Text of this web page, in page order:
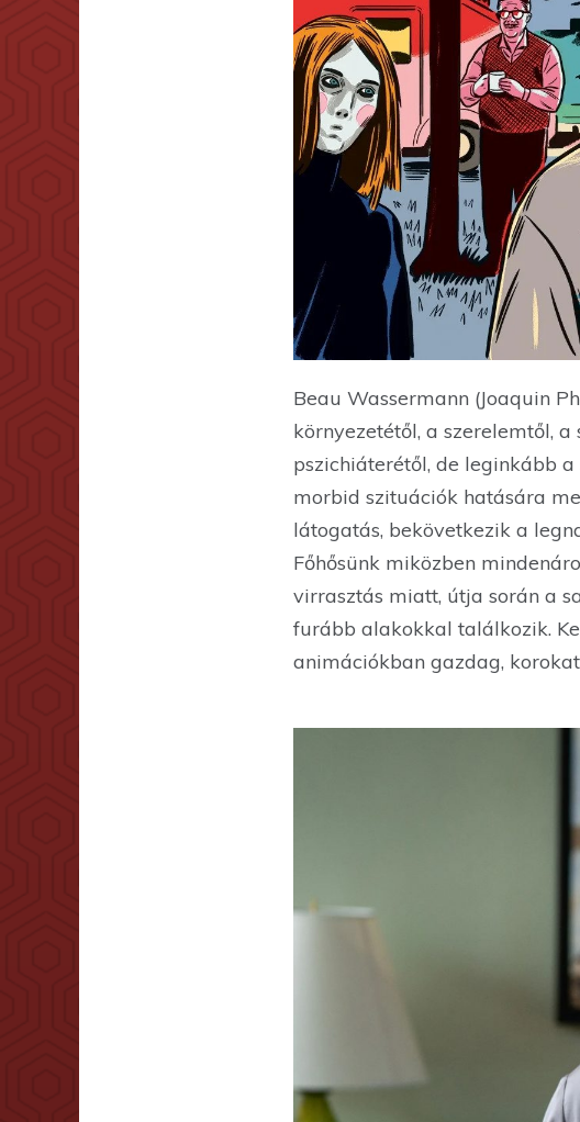
Beau Wassermann (Joaquin
környezetétől, a szerelemtől,
pszichiáterétől, de leginkább
morbid szituációk hatására
látogatás, bekövetkezik a
Főhősünk miközben
virrasztás miatt, útja során a
furább alakokkal találkozik.
animációkban gazdag,